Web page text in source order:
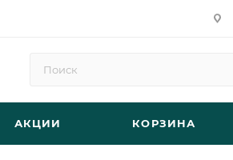
АКЦИИ КОРЗИНА